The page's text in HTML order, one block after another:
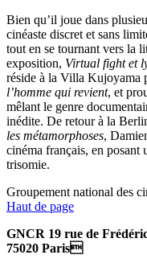
Bien qu’il joue dans
cinéaste discret et sans
tout en se tournant vers la
exposition, Virtual fight et
réside à la Villa Kujoyama
l’homme qui revient, et
mêlant le genre
inédite. De retour à la
les métamorphoses,
cinéma français, en posant
trisomie.
Groupement national des
Haut de page
GNCR 19 rue de
75020 Paris